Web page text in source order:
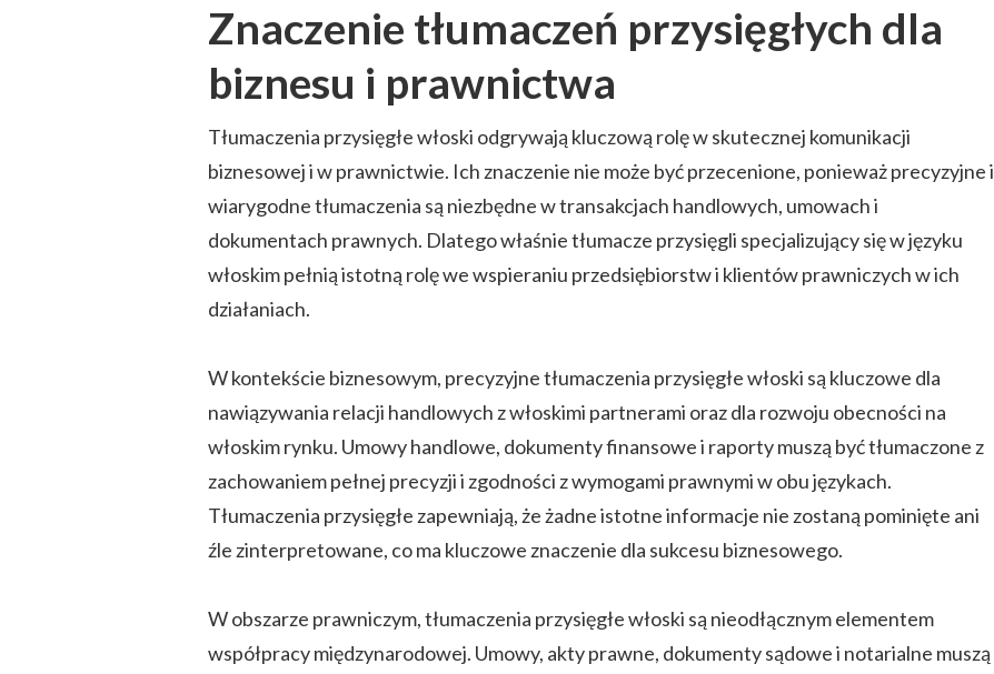
Znaczenie tłumaczeń przysięgłych dla
biznesu i prawnictwa
Tłumaczenia przysięgłe włoski odgrywają kluczową rolę w skutecznej komunikacji
biznesowej i w prawnictwie. Ich znaczenie nie może być przecenione, ponieważ precyzyjne i
wiarygodne tłumaczenia są niezbędne w transakcjach handlowych, umowach i
dokumentach prawnych. Dlatego właśnie tłumacze przysięgli specjalizujący się w języku
włoskim pełnią istotną rolę we wspieraniu przedsiębiorstw i klientów prawniczych w ich
działaniach.
W kontekście biznesowym, precyzyjne tłumaczenia przysięgłe włoski są kluczowe dla
nawiązywania relacji handlowych z włoskimi partnerami oraz dla rozwoju obecności na
włoskim rynku. Umowy handlowe, dokumenty finansowe i raporty muszą być tłumaczone z
zachowaniem pełnej precyzji i zgodności z wymogami prawnymi w obu językach.
Tłumaczenia przysięgłe zapewniają, że żadne istotne informacje nie zostaną pominięte ani
źle zinterpretowane, co ma kluczowe znaczenie dla sukcesu biznesowego.
W obszarze prawniczym, tłumaczenia przysięgłe włoski są nieodłącznym elementem
współpracy międzynarodowej. Umowy, akty prawne, dokumenty sądowe i notarialne muszą